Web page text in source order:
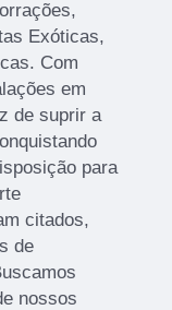
Exóticas,
Com
em
de suprir a
para
citados,
de
nossos